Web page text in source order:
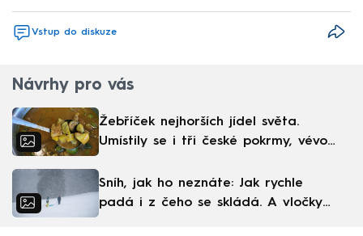
Vstup do diskuze
Návrhy pro vás
Žebříček nejhorších jídel světa.
Umístily se i tři české pokrmy, vévodí
Sníh, jak ho neznáte: Jak rychle
padá i z čeho se skládá. A vločky